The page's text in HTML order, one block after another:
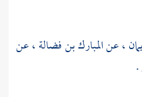
، عنالمبارك بن فضالة، عن
.